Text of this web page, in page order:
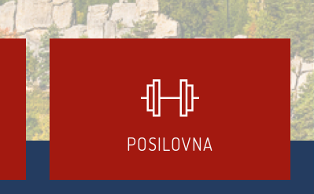
POSILOVNA